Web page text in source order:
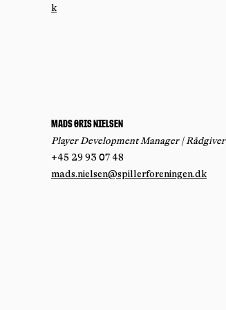
k
Mads Øris Nielsen
Player Development Manager | Rådgiver
+45 29 93 07 48
mads.nielsen@spillerforeningen.dk